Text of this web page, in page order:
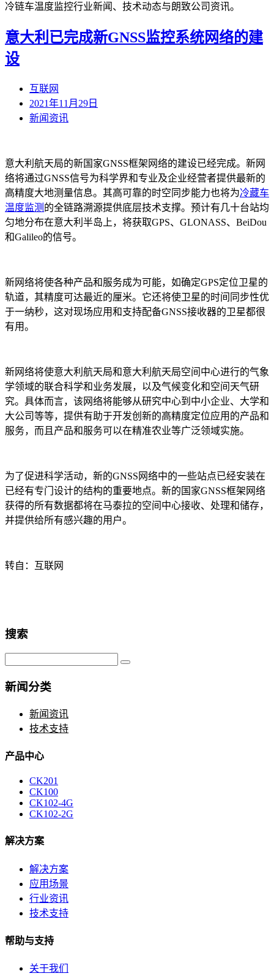
冷链车温度监控行业新闻、技术动态与朗致公司资讯。
意大利已完成新GNSS监控系统网络的建
设
互联网
2021年11月29日
新闻资讯
意大利航天局的新国家GNSS框架网络的建设已经完成。新网
络将通过GNSS信号为科学界和专业及企业经营者提供最新的
高精度大地测量信息。 其高可靠的时空同步能力也将为冷藏车
温度监测 的全链路溯源提供底层技术支撑。 预计有几十台站均
匀地分布在意大利半岛上，将获取GPS、GLONASS、BeiDou
和Galileo的信号。
新网络将使各种产品和服务成为可能，如确定GPS定位卫星的
轨道，其精度可达最近的厘米。它还将使卫星的时间同步性优
于一纳秒，这对现场应用和支持配备GNSS接收器的卫星都很
有用。
新网络将使意大利航天局和意大利航天局空间中心进行的气象
学领域的联合科学和业务发展，以及气候变化和空间天气研
究。具体而言，该网络将能够从研究中心到中小企业、大学和
大公司等等，提供有助于开发创新的高精度定位应用的产品和
服务，而且产品和服务可以在精准农业等广泛领域实施。
为了促进科学活动，新的GNSS网络中的一些站点已经安装在
已经有专门设计的结构的重要地点。新的国家GNSS框架网络
获得的所有数据都将在马泰拉的空间中心接收、处理和储存，
并提供给所有感兴趣的用户。
转自：互联网
搜索
新闻分类
新闻资讯
技术支持
产品中心
CK201
CK100
CK102-4G
CK102-2G
解决方案
解决方案
应用场景
行业资讯
技术支持
帮助与支持
关于我们